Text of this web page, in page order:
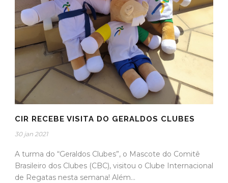
CIR RECEBE VISITA DO GERALDOS CLUBES
30 jan 2021
A turma do “Geraldos Clubes”, o Mascote do Comitê
Brasileiro dos Clubes (CBC), visitou o Clube Internacional
de Regatas nesta semana! Além...